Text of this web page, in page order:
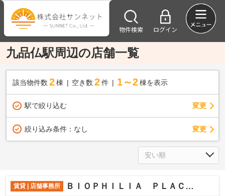
物件検索 ログイン
九品仏駅周辺の店舗一覧
該当物件数 2棟 空き数 2 件 1～2 棟を表示
駅で絞り込む 変更
絞り込み条件： なし 変更
賃貸 | 店舗事務所 ＢＩＯＰＨＩＬＩＡ ＰＬＡＣＥ ＪＩＹＵＧＡＯＫＡ／旧ザフロント